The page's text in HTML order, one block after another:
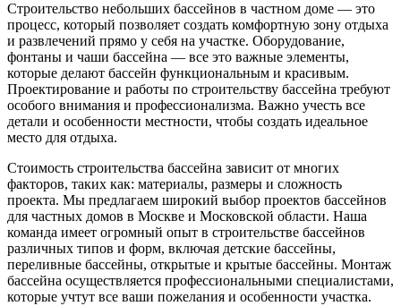
Строительство небольших бассейнов в частном доме — это
процесс, который позволяет создать комфортную зону отдыха
и развлечений прямо у себя на участке. Оборудование,
фонтаны и чаши бассейна — все это важные элементы,
которые делают бассейн функциональным и красивым.
Проектирование и работы по строительству бассейна требуют
особого внимания и профессионализма. Важно учесть все
детали и особенности местности, чтобы создать идеальное
место для отдыха.
Стоимость строительства бассейна зависит от многих
факторов, таких как: материалы, размеры и сложность
проекта. Мы предлагаем широкий выбор проектов бассейнов
для частных домов в Москве и Московской области. Наша
команда имеет огромный опыт в строительстве бассейнов
различных типов и форм, включая детские бассейны,
переливные бассейны, открытые и крытые бассейны. Монтаж
бассейна осуществляется профессиональными специалистами,
которые учтут все ваши пожелания и особенности участка.